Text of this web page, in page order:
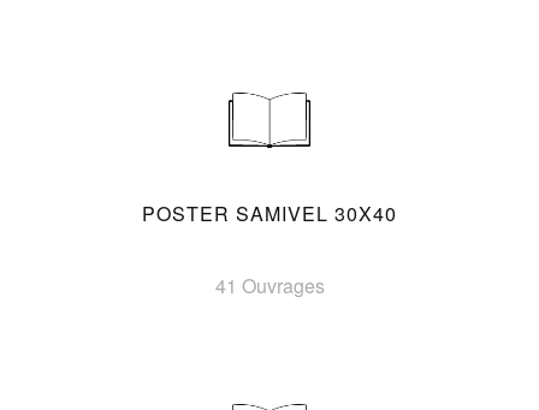
POSTER SAMIVEL 30X40
41 Ouvrages